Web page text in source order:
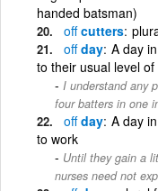
handed batsman)
offcutters
offday A day
to their usual level of
I understand any
four batters in one
offday A day
to work
Until they gain a
nurses need not